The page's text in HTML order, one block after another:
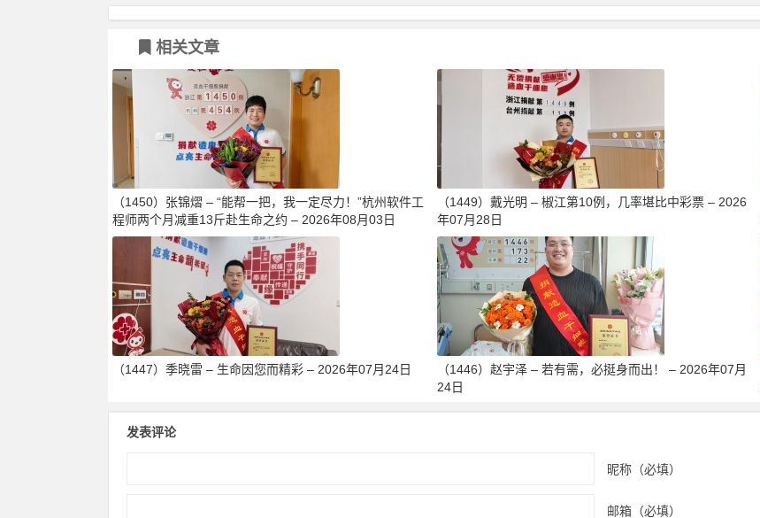
相关文章
（1450）张锦熠 – “能帮一把，我一定尽力！”杭州软件工
程师两个月减重13斤赴生命之约 – 2026年08月03日
（1449）戴光明 – 椒江第10例，几率堪比中彩票 – 2026
年07月28日
（1447）季晓雷 – 生命因您而精彩 – 2026年07月24日
（1446）赵宇泽 – 若有需，必挺身而出！ – 2026年07月
24日
发表评论
昵称（必填）
邮箱（必填）